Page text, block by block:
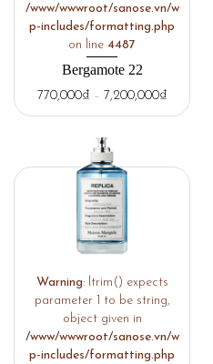
/www/wwwroot/sanose.vn/w
p-includes/formatting.php
on line 4487
Bergamote 22
770,000₫ – 7,200,000₫
Warning: ltrim() expects
parameter 1 to be string,
object given in
/www/wwwroot/sanose.vn/w
p-includes/formatting.php